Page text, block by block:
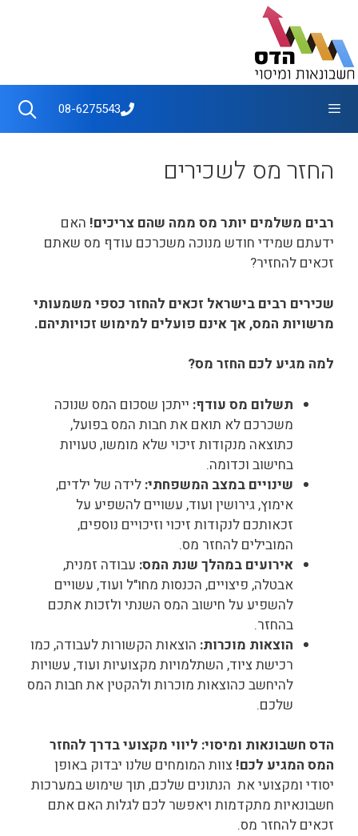
08-6275543
החזר מס לשכירים
רבים משלמים יותר מס ממה שהם צריכים! האם
ידעתם שמידי חודש מנוכה משכרכם עודף מס שאתם
זכאים להחזיר?
שכירים רבים בישראל זכאים להחזר כספי משמעותי
מרשויות המס, אך אינם פועלים למימוש זכויותיהם.
למה מגיע לכם החזר מס?
תשלום מס עודף: ייתכן שסכום המס שנוכה
משכרכם לא תואם את חבות המס בפועל,
כתוצאה מנקודות זיכוי שלא מומשו, טעויות
בחישוב וכדומה.
שינויים במצב המשפחתי: לידה של ילדים,
אימוץ, גירושין ועוד, עשויים להשפיע על
זכאותכם לנקודות זיכוי וזיכויים נוספים,
המובילים להחזר מס.
אירועים במהלך שנת המס: עבודה זמנית,
אבטלה, פיצויים, הכנסות מחו"ל ועוד, עשויים
להשפיע על חישוב המס השנתי ולזכות אתכם
בהחזר.
הוצאות מוכרות: הוצאות הקשורות לעבודה, כמו
רכישת ציוד, השתלמויות מקצועיות ועוד, עשויות
להיחשב כהוצאות מוכרות ולהקטין את חבות המס
שלכם.
הדס חשבונאות ומיסוי: ליווי מקצועי בדרך להחזר
המס המגיע לכם! צוות המומחים שלנו יבדוק באופן
יסודי ומקצועי את הנתונים שלכם, תוך שימוש במערכות
חשבונאיות מתקדמות ויאפשר לכם לגלות האם אתם
זכאים להחזר מס.